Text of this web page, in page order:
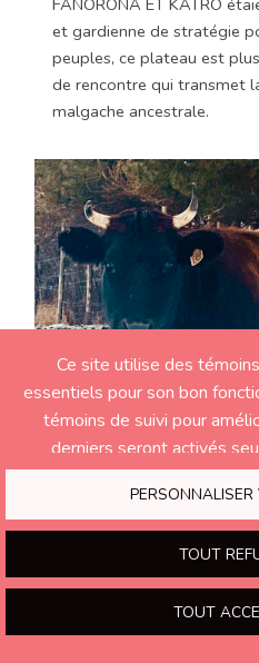
FANORONA ET KATRO
et gardienne de stratégie
peuples, ce plateau est
de rencontre qui transmet
malgache ancestrale.
L'ancêtre de nos boeufs
Ce site utilise des
essentiels pour son bon
témoins de suivi pour
derniers seront activés
TOUT
TOUT